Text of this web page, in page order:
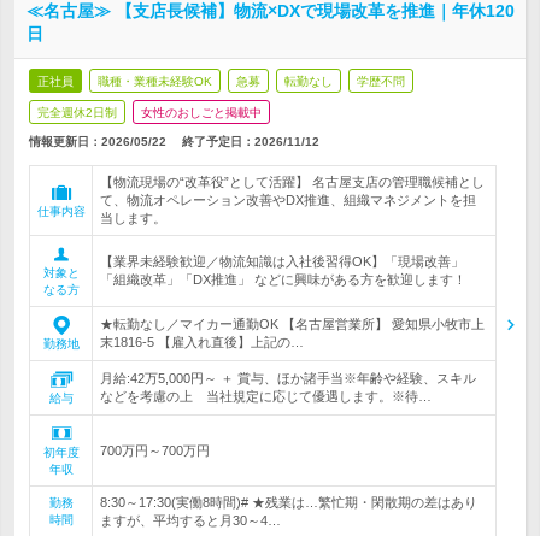
≪名古屋≫ 【支店長候補】物流×DXで現場改革を推進｜年休120
日
正社員 職種・業種未経験OK 急募 転勤なし 学歴不問
完全週休2日制 女性のおしごと掲載中
情報更新日：2026/05/22 終了予定日： 2026/11/12
仕事内容
【物流現場の“改革役”として活躍】 名古屋支店の管理職候補とし
て、物流オペレーション改善やDX推進、組織マネジメントを担
当します。
対象と
なる方
【業界未経験歓迎／物流知識は入社後習得OK】「現場改善」
「組織改革」「DX推進」 などに興味がある方を歓迎します！
勤務地
★転勤なし／マイカー通勤OK 【名古屋営業所】 愛知県小牧市上
末1816-5 【雇入れ直後】上記の…
給与
月給:42万5,000円～ ＋ 賞与、ほか諸手当※年齢や経験、スキル
などを考慮の上 当社規定に応じて優遇します。※待…
初年度
年収
700万円～700万円
勤務
時間
8:30～17:30(実働8時間)# ★残業は…繁忙期・閑散期の差はあり
ますが、平均すると月30～4…